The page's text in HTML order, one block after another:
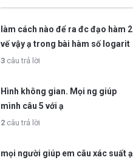
làm cách nào để ra đc đạo hàm 2
vế vậy ạ trong bài hàm số logarit
3câu trả lời
Hình không gian. Mọi ng giúp
mình câu 5 với ạ
2câu trả lời
mọi người giúp em câu xác suất ạ